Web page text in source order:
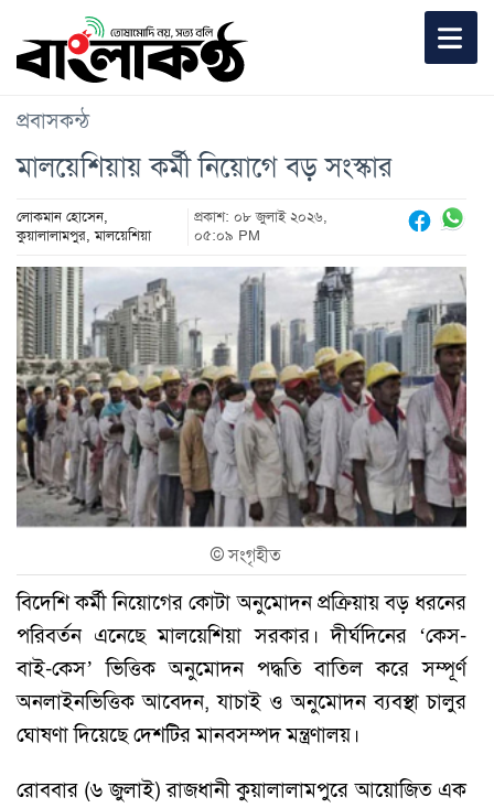
প্রবাসকন্ঠ
মালয়েশিয়ায় কর্মী নিয়োগে বড় সংস্কার
লোকমান হোসেন,
কুয়ালালামপুর, মালয়েশিয়া
প্রকাশ: ০৮ জুলাই ২০২৬,
০৫:০৯ PM
©সংগৃহীত
বিদেশি কর্মী নিয়োগের কোটা অনুমোদন প্রক্রিয়ায় বড় ধরনের
পরিবর্তন এনেছে মালয়েশিয়া সরকার। দীর্ঘদিনের ‘কেস-
বাই-কেস’ ভিত্তিক অনুমোদন পদ্ধতি বাতিল করে সম্পূর্ণ
অনলাইনভিত্তিক আবেদন, যাচাই ও অনুমোদন ব্যবস্থা চালুর
ঘোষণা দিয়েছে দেশটির মানবসম্পদ মন্ত্রণালয়।
রোববার (৬ জুলাই) রাজধানী কুয়ালালামপুরে আয়োজিত এক